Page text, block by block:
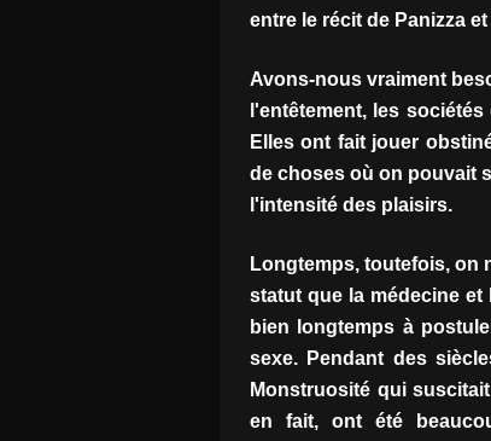
entre le récit de Panizza
Avons-nous vraiment
l'entêtement, les
Elles ont fait jouer
de choses où on pouvait
l'intensité des plaisirs.
Longtemps, toutefois, on
statut que la médecine
bien longtemps à
sexe. Pendant des
Monstruosité qui
en fait, ont été